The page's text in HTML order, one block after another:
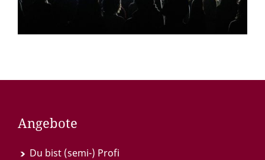
Angebote
Du bist (semi-) Profi